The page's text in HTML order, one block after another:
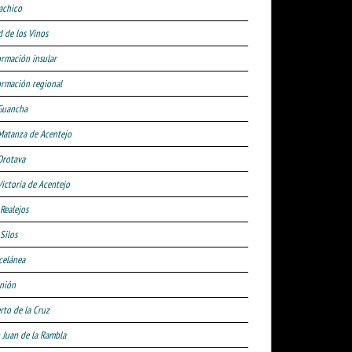
de los Vinos
insular
regional
de Acentejo
de Acentejo
de la Cruz
Juan de la Rambla